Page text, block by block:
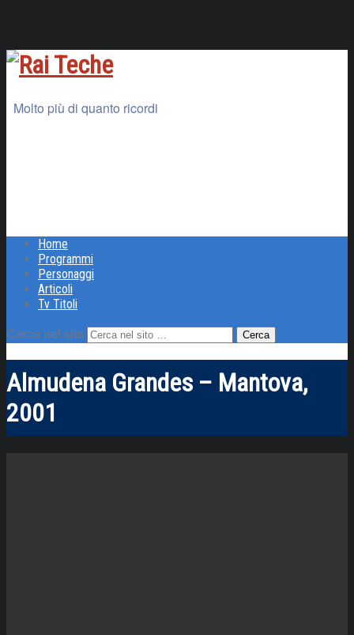
Molto più di quanto ricordi
Home
Programmi
Personaggi
Articoli
Tv Titoli
Cerca nel sito
Almudena Grandes – Mantova,
2001